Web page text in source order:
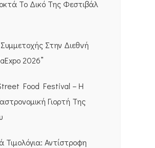
Το Δικό Της Φεστιβάλ
Στην Διεθνή
2026”
Food Festival – Η
Γιορτή Της
Τιμολόγια: Αντίστροφη